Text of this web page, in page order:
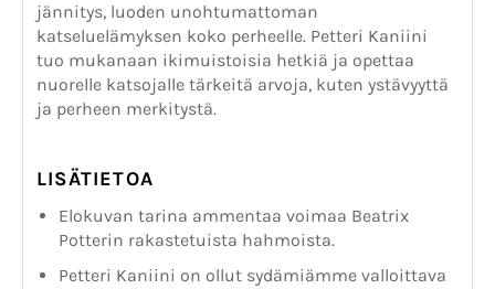
jännitys, luoden unohtumattoman
katseluelämyksen koko perheelle. Petteri Kaniini
tuo mukanaan ikimuistoisia hetkiä ja opettaa
nuorelle katsojalle tärkeitä arvoja, kuten ystävyyttä
ja perheen merkitystä.
LISÄTIETOA
Elokuvan tarina ammentaa voimaa Beatrix
Potterin rakastetuista hahmoista.
Petteri Kaniini on ollut sydämiämme valloittava